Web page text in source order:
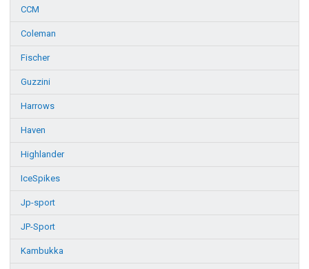
CCM
Coleman
Fischer
Guzzini
Harrows
Haven
Highlander
IceSpikes
Jp-sport
JP-Sport
Kambukka